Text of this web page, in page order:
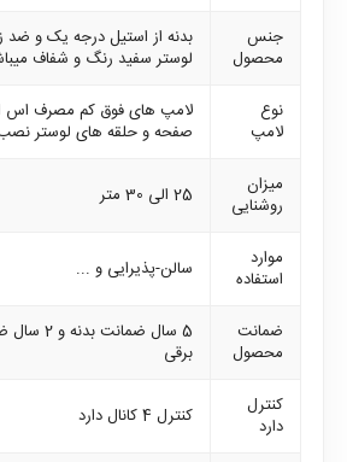
جنس
محصول
بدنه از استیل درجه یک و
لوستر سفید رنگ و شفاف
نوع
لامپ
لامپ های فوق کم مصرف اس
صفحه و حلقه های لوستر
میزان
روشنایی
25 الی 30 متر
موارد
استفاده
سالن-پذیرایی و ...
ضمانت
محصول
5 سال
برقی
کنترل
دارد
کنترل 4 کانال دارد